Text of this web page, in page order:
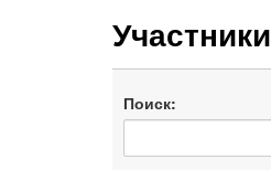
Участники
Поиск: